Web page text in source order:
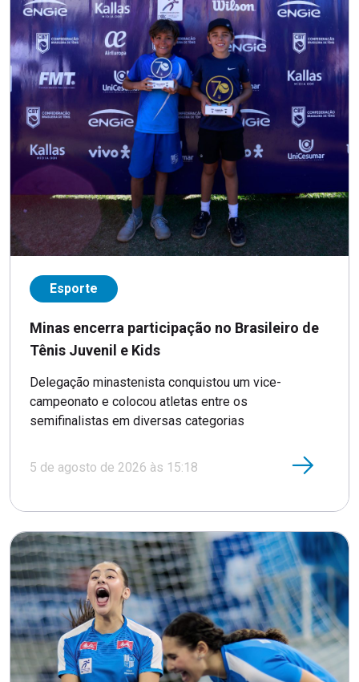
Esporte
Minas encerra participação no Brasileiro de
Tênis Juvenil e Kids
Delegação minastenista conquistou um vice-
campeonato e colocou atletas entre os
semifinalistas em diversas categorias
5 de agosto de 2026 às 15:18